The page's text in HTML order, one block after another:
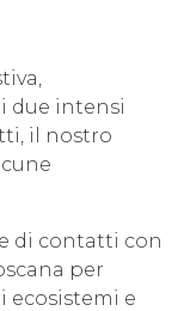
due intensi
il nostro
di contatti con
per
ecosistemi e